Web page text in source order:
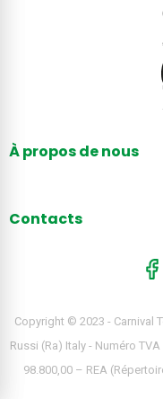
À propos de nous
Contacts
Copyright © 2023 - Carnival
Russi (Ra) Italy - Numéro
98.800,00 – REA